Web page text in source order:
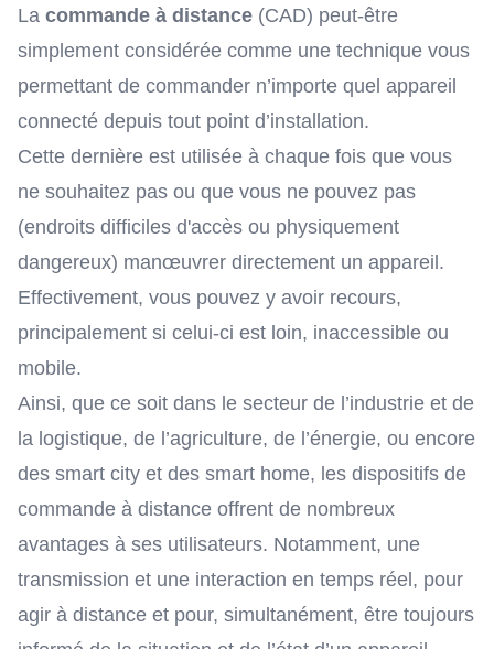
La commande à distance (CAD) peut-être
simplement considérée comme une technique vous
permettant de commander n’importe quel appareil
connecté depuis tout point d’installation.
Cette dernière est utilisée à chaque fois que vous
ne souhaitez pas ou que vous ne pouvez pas
(endroits difficiles d'accès ou physiquement
dangereux) manœuvrer directement un appareil.
Effectivement, vous pouvez y avoir recours,
principalement si celui-ci est loin, inaccessible ou
mobile.
Ainsi, que ce soit dans le secteur de l’industrie et de
la logistique, de l’agriculture, de l’énergie, ou encore
des smart city et des smart home, les dispositifs de
commande à distance offrent de nombreux
avantages à ses utilisateurs. Notamment, une
transmission et une interaction en temps réel, pour
agir à distance et pour, simultanément, être toujours